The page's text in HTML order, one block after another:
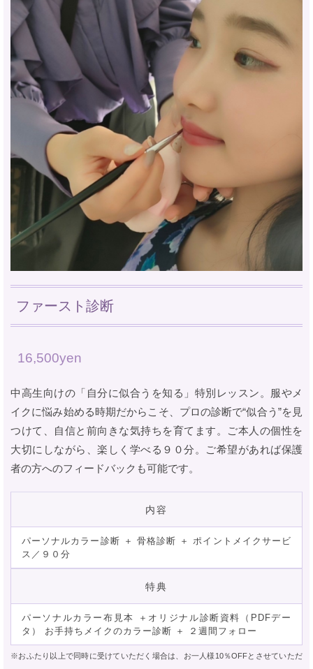
ファースト診断
16,500yen
中高生向けの「自分に似合うを知る」特別レッスン。服やメ
イクに悩み始める時期だからこそ、プロの診断で“似合う”を見
つけて、自信と前向きな気持ちを育てます。ご本人の個性を
大切にしながら、楽しく学べる９０分。ご希望があれば保護
者の方へのフィードバックも可能です。
内容
パーソナルカラー診断 ＋ 骨格診断 ＋ ポイントメイクサービ
ス／９０分
特典
パーソナルカラー布見本 ＋オリジナル診断資料（PDFデー
タ） お手持ちメイクのカラー診断 ＋ ２週間フォロー
※おふたり以上で同時に受けていただく場合は、お一人様10％OFFとさせていただ